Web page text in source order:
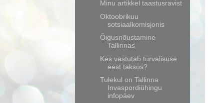
Minu artikkel taastusravist
Oktoobrikuu
sotsiaalkomisjonis
Õigusnõustamine
Tallinnas
Kes vastutab turvalisuse
eest taksos?
Tulekul on Tallinna
Invaspordiühingu
infopäev